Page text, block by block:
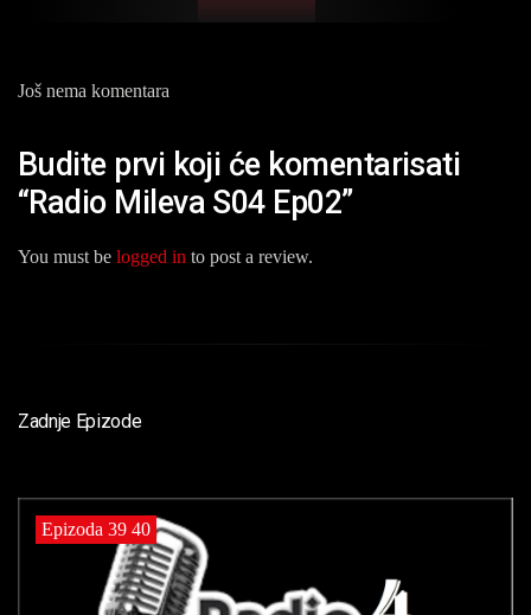
Još nema komentara
Budite prvi koji će komentarisati
“Radio Mileva S04 Ep02”
You must be logged in to post a review.
Zadnje Epizode
Epizoda 39 40